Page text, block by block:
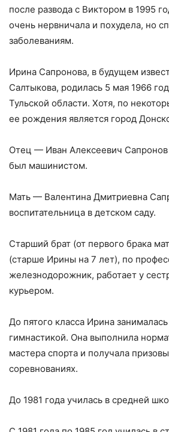
после развода с Виктором в 1995
очень нервничала и похудела, но
заболеваниям.
Ирина Сапронова, в будущем
Салтыкова, родилась 5 мая 1966
Тульской области. Хотя, по
ее рождения является город
Отец — Иван Алексеевич Сапронов
был машинистом.
Мать — Валентина Дмитриевна
воспитательница в детском саду.
Старший брат (от первого брака
(старше Ирины на 7 лет), по
железнодорожник, работает у
курьером.
До пятого класса Ирина
гимнастикой. Она выполнила
мастера спорта и получала
соревнованиях.
До 1981 года училась в средней